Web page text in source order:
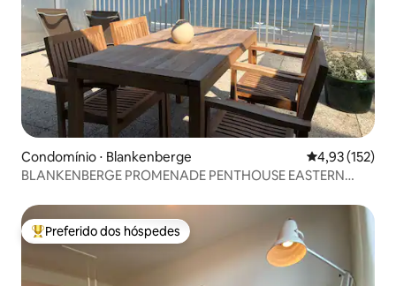
Condomínio ⋅ Blankenberge 4,93 de uma
4,93 (152)
BLANKENBERGE PROMENADE PENTHOUSE EASTERN
Entre os melhores preferidos dos hóspedes
Preferido dos hóspedes